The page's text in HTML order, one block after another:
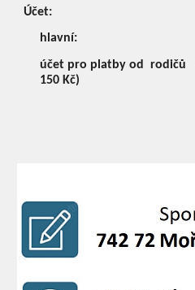
Účet:
hlavní:
účet pro platby od rodičů
150 Kč)